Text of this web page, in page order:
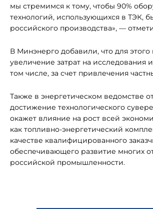
мы стремимся к тому, чтобы 90%
технологий, использующихся в ТЭК,
российского производства», —
В Минэнерго добавили, что для
увеличение затрат на исследования
том числе, за счет привлечения
Также в энергетическом ведомстве
достижение технологического
окажет влияние на рост всей
как топливно-энергетический
качестве квалифицированного
обеспечивающего развитие многих
российской промышленности.